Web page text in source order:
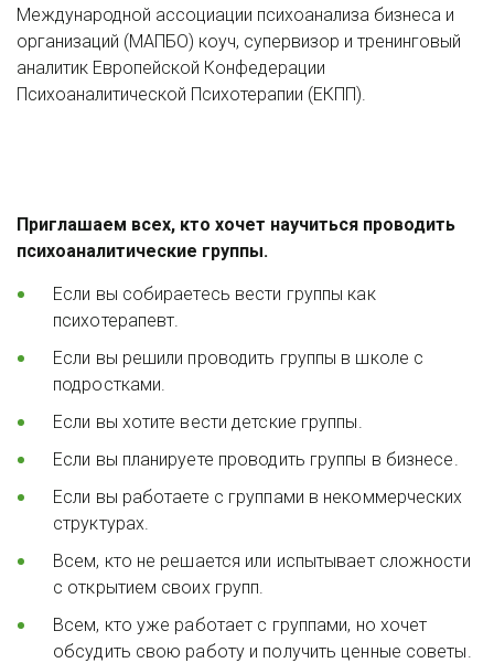
Международной ассоциации психоанализа бизнеса и
организаций (МАПБО) коуч, супервизор и тренинговый
аналитик Европейской Конфедерации
Психоаналитической Психотерапии (ЕКПП).
Приглашаем всех, кто хочет научиться проводить
психоаналитические группы.
Если вы собираетесь вести группы как
психотерапевт.
Если вы решили проводить группы в школе с
подростками.
Если вы хотите вести детские группы.
Если вы планируете проводить группы в бизнесе.
Если вы работаете с группами в некоммерческих
структурах.
Всем, кто не решается или испытывает сложности
с открытием своих групп.
Всем, кто уже работает с группами, но хочет
обсудить свою работу и получить ценные советы.